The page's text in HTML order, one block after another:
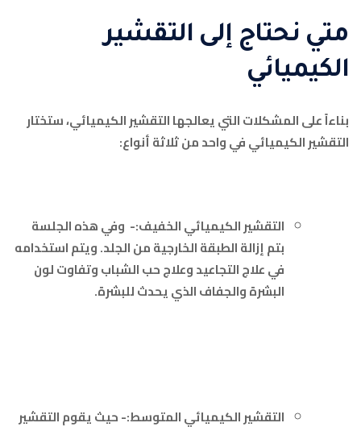
متي نحتاج إلى التقشير
الكيميائي
بناءاً على المشكلات التي يعالجها التقشير الكيميائي، ستختار
التقشير الكيميائي في واحد من ثلاثة أنواع:
التقشير الكيميائي الخفيف:- وفي هذه الجلسة
بتم إزالة الطبقة الخارجية من الجلد. ويتم استخدامه
في علاج التجاعيد وعلاج حب الشباب وتفاوت لون
البشرة والجفاف الذي يحدث للبشرة.
التقشير الكيميائي المتوسط:- حيث يقوم التقشير